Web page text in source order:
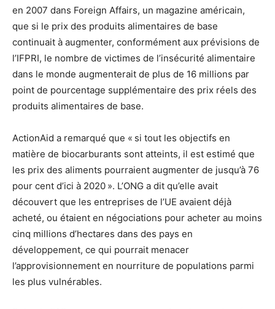
en 2007 dans Foreign Affairs, un magazine américain,
que si le prix des produits alimentaires de base
continuait à augmenter, conformément aux prévisions de
l’IFPRI, le nombre de victimes de l’insécurité alimentaire
dans le monde augmenterait de plus de 16 millions par
point de pourcentage supplémentaire des prix réels des
produits alimentaires de base.
ActionAid a remarqué que « si tout les objectifs en
matière de biocarburants sont atteints, il est estimé que
les prix des aliments pourraient augmenter de jusqu’à 76
pour cent d’ici à 2020 ». L’ONG a dit qu’elle avait
découvert que les entreprises de l’UE avaient déjà
acheté, ou étaient en négociations pour acheter au moins
cinq millions d’hectares dans des pays en
développement, ce qui pourrait menacer
l’approvisionnement en nourriture de populations parmi
les plus vulnérables.